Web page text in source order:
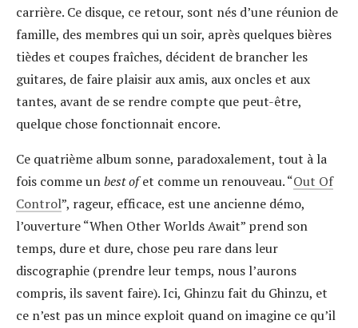
carrière. Ce disque, ce retour, sont nés d’une réunion de
famille, des membres qui un soir, après quelques bières
tièdes et coupes fraîches, décident de brancher les
guitares, de faire plaisir aux amis, aux oncles et aux
tantes, avant de se rendre compte que peut-être,
quelque chose fonctionnait encore.
Ce quatrième album sonne, paradoxalement, tout à la
fois comme unbest ofet comme un renouveau. “Out Of
Control”, rageur, efficace, est une ancienne démo,
l’ouverture “When Other Worlds Await” prend son
temps, dure et dure, chose peu rare dans leur
discographie (prendre leur temps, nous l’aurons
compris, ils savent faire). Ici, Ghinzu fait du Ghinzu, et
ce n’est pas un mince exploit quand on imagine ce qu’il